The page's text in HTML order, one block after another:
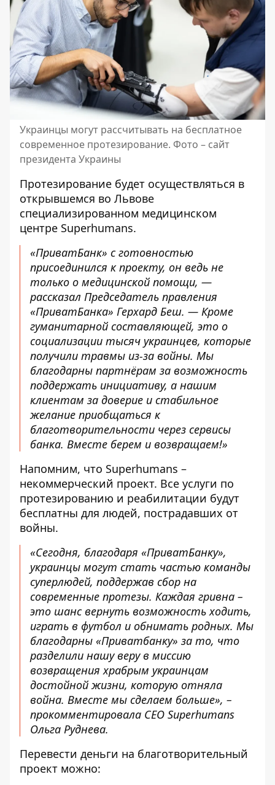
Украинцы могут рассчитывать на бесплатное
современное протезирование. Фото – сайт
президента Украины
Протезирование будет осуществляться в
открывшемся во Львове
специализированном медицинском
центре Superhumans.
«ПриватБанк» с готовностью
присоединился к проекту, он ведь не
только о медицинской помощи, —
рассказал Председатель правления
«ПриватБанка» Герхард Беш. — Кроме
гуманитарной составляющей, это о
социализации тысяч украинцев, которые
получили травмы из-за войны. Мы
благодарны партнёрам за возможность
поддержать инициативу, а нашим
клиентам за доверие и стабильное
желание приобщаться к
благотворительности через сервисы
банка. Вместе берем и возвращаем!»
Напомним, что Superhumans –
некоммерческий проект. Все услуги по
протезированию и реабилитации будут
бесплатны для людей, пострадавших от
войны.
«Сегодня, благодаря «ПриватБанку»,
украинцы могут стать частью команды
суперлюдей, поддержав сбор на
современные протезы. Каждая гривна –
это шанс вернуть возможность ходить,
играть в футбол и обнимать родных. Мы
благодарны «Приватбанку» за то, что
разделили нашу веру в миссию
возвращения храбрым украинцам
достойной жизни, которую отняла
война. Вместе мы сделаем больше», –
прокомментировала СЕО Superhumans
Ольга Руднева.
Перевести деньги на благотворительный
проект можно: